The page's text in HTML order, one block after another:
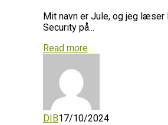
Mit navn er Jule, og jeg læser
Security på...
Read more
DIB17/10/2024